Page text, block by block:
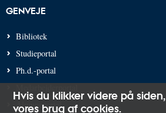
GENVEJE
Bibliotek
Studieportal
Ph.d.-portal
Alumneportal
Hvis du klikker videre på siden,
vores brug af cookies.